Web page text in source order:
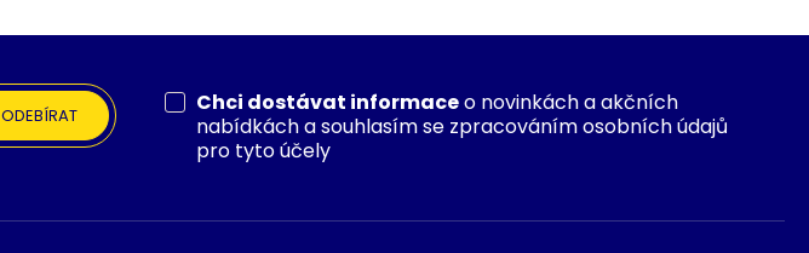
ODEBÍRAT Chci dostávat informaceo novinkách a akčních
nabídkách a souhlasím se zpracováním osobních údajů
pro tyto účely